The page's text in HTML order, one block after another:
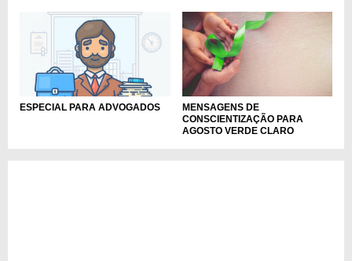
ESPECIAL PARA ADVOGADOS
MENSAGENS DE
CONSCIENTIZAÇÃO PARA
AGOSTO VERDE CLARO